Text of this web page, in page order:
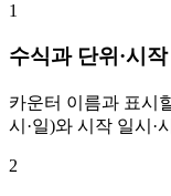
1
수식과 단위·시
카운터 이름과 표시
시·일)와 시작 일시·
2